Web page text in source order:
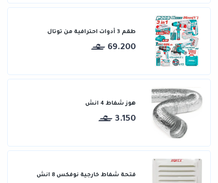
طقم 3 أدوات احترافية من توتال
69.200
هوز شفاط 4 انش
3.150
فتحة شفاط خارجية نوفكس 8 انش